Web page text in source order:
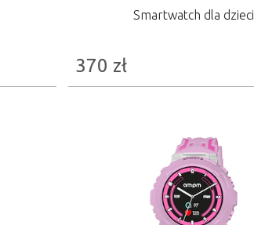
Smartwatch dla dzieci
370 zł